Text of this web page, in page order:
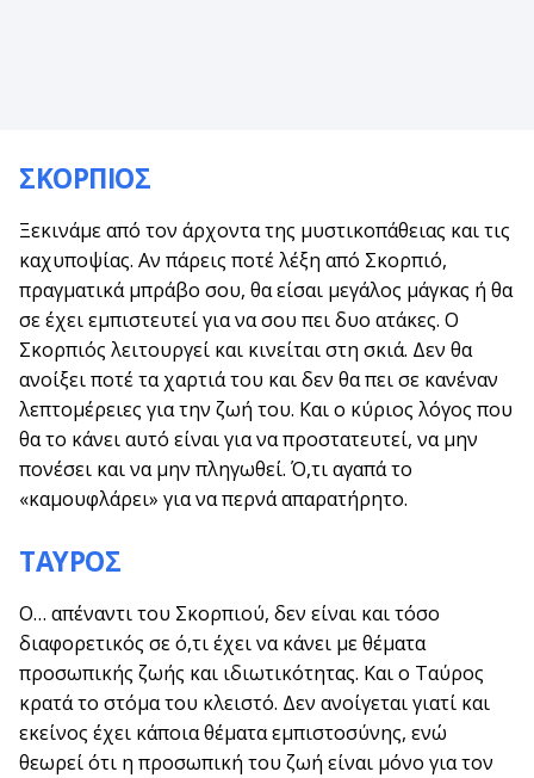
ΣΚΟΡΠΙΟΣ
Ξεκινάμε από τον άρχοντα της μυστικοπάθειας και τις
καχυποψίας. Αν πάρεις ποτέ λέξη από Σκορπιό,
πραγματικά μπράβο σου, θα είσαι μεγάλος μάγκας ή θα
σε έχει εμπιστευτεί για να σου πει δυο ατάκες. Ο
Σκορπιός λειτουργεί και κινείται στη σκιά. Δεν θα
ανοίξει ποτέ τα χαρτιά του και δεν θα πει σε κανέναν
λεπτομέρειες για την ζωή του. Και ο κύριος λόγος που
θα το κάνει αυτό είναι για να προστατευτεί, να μην
πονέσει και να μην πληγωθεί. Ό,τι αγαπά το
«καμουφλάρει» για να περνά απαρατήρητο.
ΤΑΥΡΟΣ
Ο… απέναντι του Σκορπιού, δεν είναι και τόσο
διαφορετικός σε ό,τι έχει να κάνει με θέματα
προσωπικής ζωής και ιδιωτικότητας. Και ο Ταύρος
κρατά το στόμα του κλειστό. Δεν ανοίγεται γιατί και
εκείνος έχει κάποια θέματα εμπιστοσύνης, ενώ
θεωρεί ότι η προσωπική του ζωή είναι μόνο για τον